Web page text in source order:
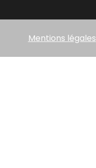
Mentions légales